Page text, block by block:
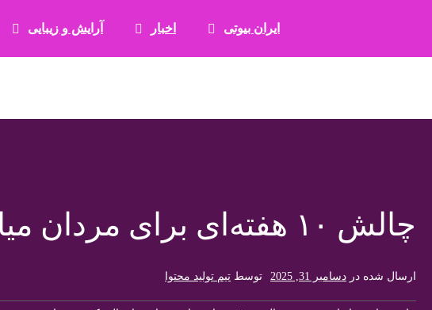
ایران بیوتی اخبار آرایش و زیبایی
چالش ۱۰ هفته‌ای برای مردان میانسالی که می‌خواهند بدنی عضلانی داشته باشند
ارسال شده در دسامبر 31, 2025 توسط تیم تولید محتوا